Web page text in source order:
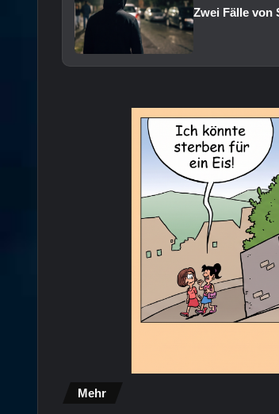
Zwei Fälle von
Mehr